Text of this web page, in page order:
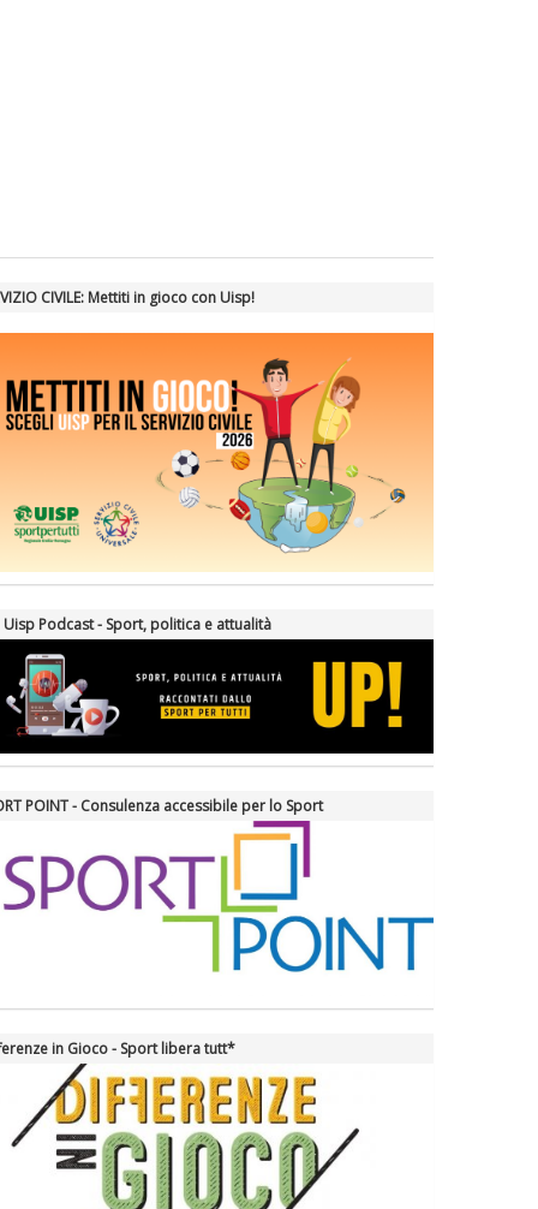
CIVILE: Mettiti in gioco con Uisp!
Uisp Podcast - Sport, politica e attualità
POINT - Consulenza accessibile per lo Sport
in Gioco - Sport libera tutt*